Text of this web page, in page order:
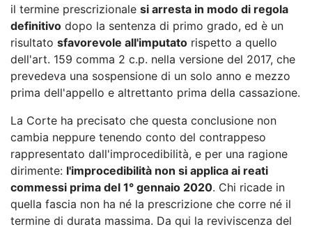
il termine prescrizionale si arresta in modo di regola
definitivo dopo la sentenza di primo grado, ed è un
risultato sfavorevole all'imputato rispetto a quello
dell'art. 159 comma 2 c.p. nella versione del 2017, che
prevedeva una sospensione di un solo anno e mezzo
prima dell'appello e altrettanto prima della cassazione.
La Corte ha precisato che questa conclusione non
cambia neppure tenendo conto del contrappeso
rappresentato dall'improcedibilità, e per una ragione
dirimente: l'improcedibilità non si applica ai reati
commessi prima del 1° gennaio 2020. Chi ricade in
quella fascia non ha né la prescrizione che corre né il
termine di durata massima. Da qui la reviviscenza del